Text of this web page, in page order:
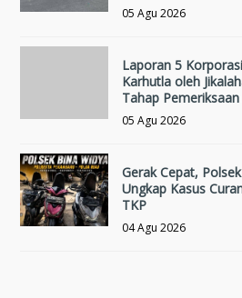
05 Agu 2026
Laporan 5
Karhutla oleh
Tahap Pemeriksaan
05 Agu 2026
Gerak Cepat,
Ungkap Kasus
TKP
04 Agu 2026